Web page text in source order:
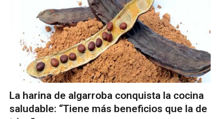
La harina de algarroba conquista la cocina
saludable: “Tiene más beneficios que la de